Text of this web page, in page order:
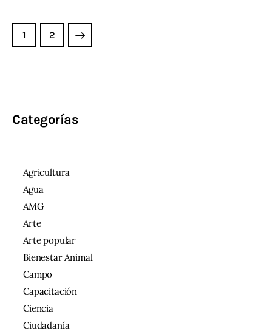
1 2
Categorías
Agricultura
Agua
AMG
Arte
Arte popular
Bienestar Animal
Campo
Capacitación
Ciencia
Ciudadanía